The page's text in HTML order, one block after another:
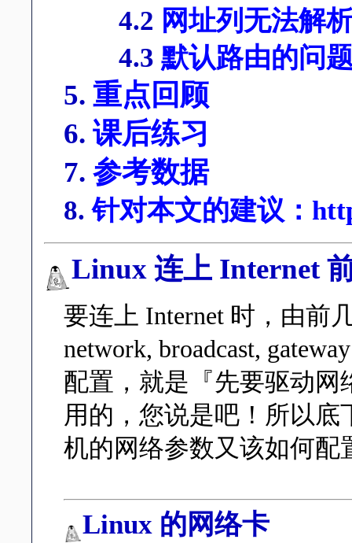
4.2 网址列无法解
4.3 默认路由的问
5. 重点回顾
6. 课后练习
7. 参考数据
8.针对本文的建议：
Linux 连上 Internet
要连上 Internet 时，由前
network, broadcast,
配置，就是『先要驱动网
用的，您说是吧！所以
机的网络参数又该如何配
Linux 的网络卡